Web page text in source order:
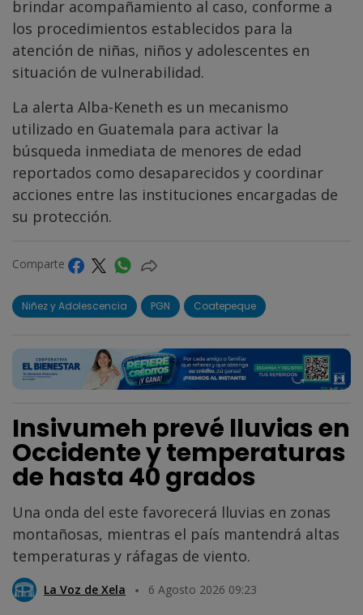
brindar acompañamiento al caso, conforme a
los procedimientos establecidos para la
atención de niñas, niños y adolescentes en
situación de vulnerabilidad.
La alerta Alba-Keneth es un mecanismo
utilizado en Guatemala para activar la
búsqueda inmediata de menores de edad
reportados como desaparecidos y coordinar
acciones entre las instituciones encargadas de
su protección.
Comparte
Niñez y Adolescencia PGN Coatepeque
Insivumeh prevé lluvias en
Occidente y temperaturas
de hasta 40 grados
Una onda del este favorecerá lluvias en zonas
montañosas, mientras el país mantendrá altas
temperaturas y ráfagas de viento.
La Voz de Xela 6 Agosto 2026 09:23